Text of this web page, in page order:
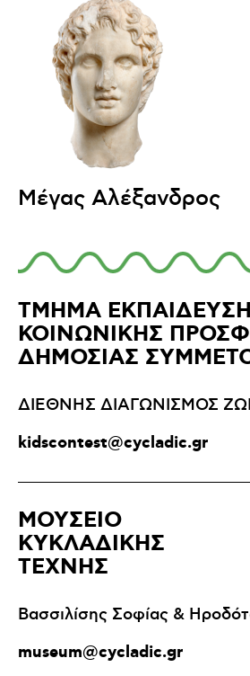
Μέγας Αλέξανδρος
ΤΜΗΜΑ
ΚΟΙΝΩΝΙΚΗΣ
ΔΗΜΟΣΙΑΣ
ΔΙΕΘΝΗΣ ΔΙΑΓΩΝΙΣΜΟΣ
kidscontest@cycladic.gr
ΜΟΥΣΕΙΟ
ΚΥΚΛΑΔΙΚΗΣ
ΤΕΧΝΗΣ
Βασσιλίσης Σοφίας &
museum@cycladic.gr